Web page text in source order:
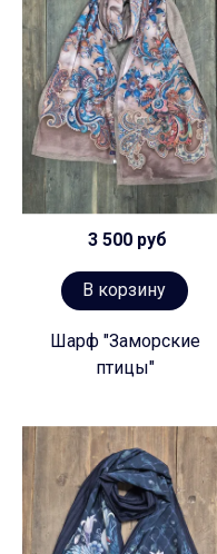
3 500 руб
В корзину
Шарф "Заморские
птицы"